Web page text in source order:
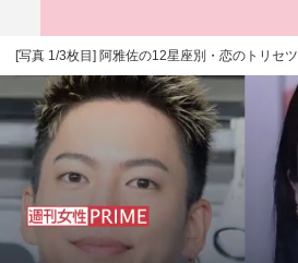
[写真 1/3枚目] 阿雅佐の12星座別・恋のトリセツ